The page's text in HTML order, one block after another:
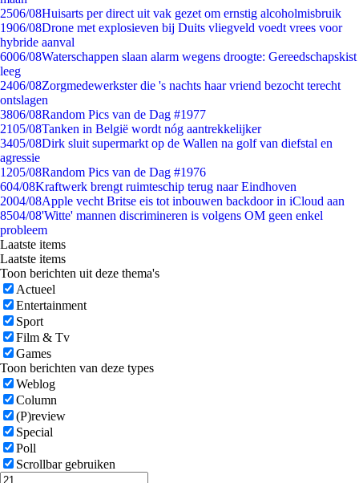
2506/08Huisarts per direct uit vak gezet om ernstig alcoholmisbruik
1906/08Drone met explosieven bij Duits vliegveld voedt vrees voor
hybride aanval
6006/08Waterschappen slaan alarm wegens droogte: Gereedschapskist
leeg
2406/08Zorgmedewerkster die 's nachts haar vriend bezocht terecht
ontslagen
3806/08Random Pics van de Dag #1977
2105/08Tanken in België wordt nóg aantrekkelijker
3405/08Dirk sluit supermarkt op de Wallen na golf van diefstal en
agressie
1205/08Random Pics van de Dag #1976
604/08Kraftwerk brengt ruimteschip terug naar Eindhoven
2004/08Apple vecht Britse eis tot inbouwen backdoor in iCloud aan
8504/08'Witte' mannen discrimineren is volgens OM geen enkel
probleem
Laatste items
Laatste items
Toon berichten uit deze thema's
Actueel
Entertainment
Sport
Film & Tv
Games
Toon berichten van deze types
Weblog
Column
(P)review
Special
Poll
Scrollbar gebruiken